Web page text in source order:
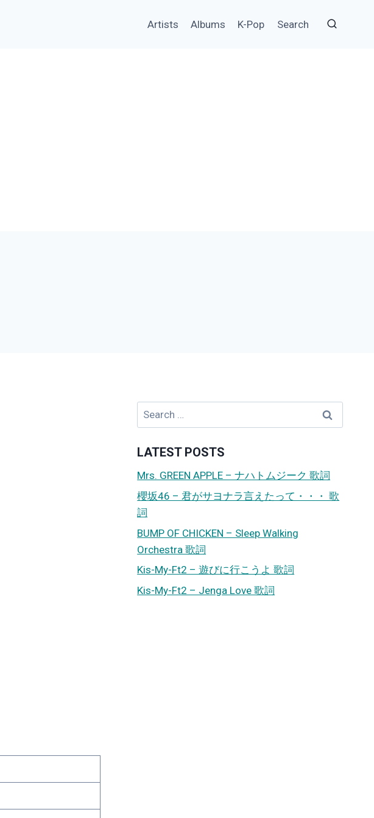
Artists Albums K-Pop Search
Search
for:
LATEST POSTS
Mrs. GREEN APPLE – ナハトムジーク 歌詞
櫻坂46 – 君がサヨナラ言えたって・・・ 歌
詞
BUMP OF CHICKEN – Sleep Walking
Orchestra 歌詞
Kis-My-Ft2 – 遊びに行こうよ 歌詞
Kis-My-Ft2 – Jenga Love 歌詞